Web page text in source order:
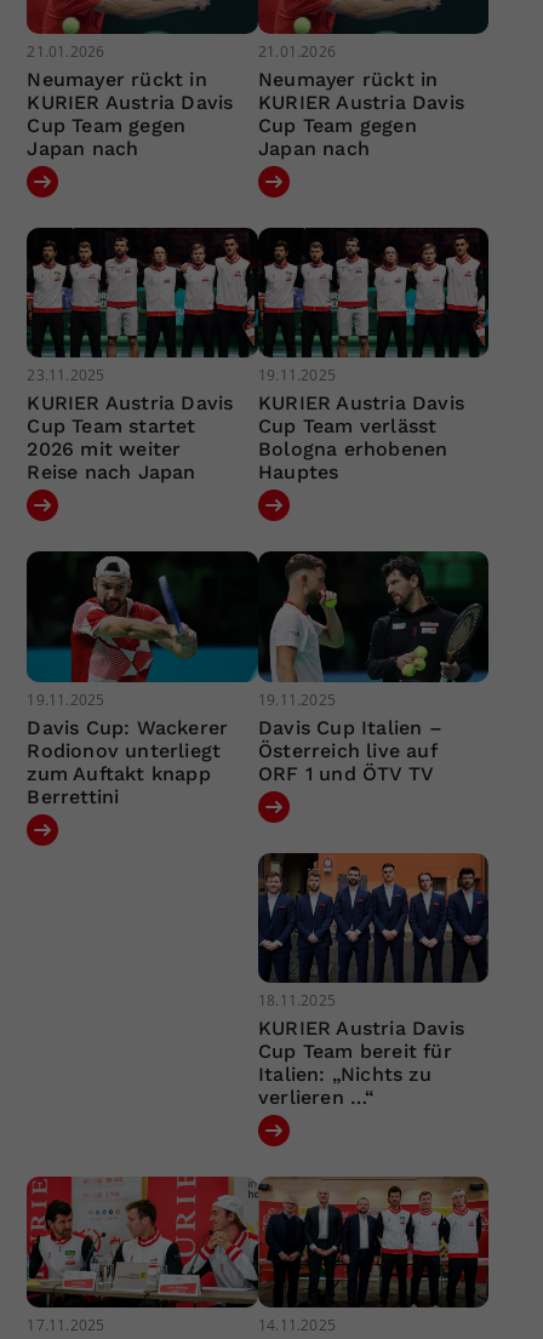
21.01.2026
Neumayer rückt in
KURIER Austria Davis
Cup Team gegen
Japan nach
21.01.2026
Neumayer rückt in
KURIER Austria Davis
Cup Team gegen
Japan nach
23.11.2025
KURIER Austria Davis
Cup Team startet
2026 mit weiter
Reise nach Japan
19.11.2025
KURIER Austria Davis
Cup Team verlässt
Bologna erhobenen
Hauptes
19.11.2025
Davis Cup: Wackerer
Rodionov unterliegt
zum Auftakt knapp
Berrettini
19.11.2025
Davis Cup Italien –
Österreich live auf
ORF 1 und ÖTV TV
18.11.2025
KURIER Austria Davis
Cup Team bereit für
Italien: „Nichts zu
verlieren …“
17.11.2025 14.11.2025